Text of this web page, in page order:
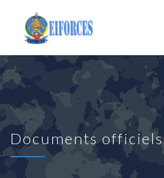
Documents officiels